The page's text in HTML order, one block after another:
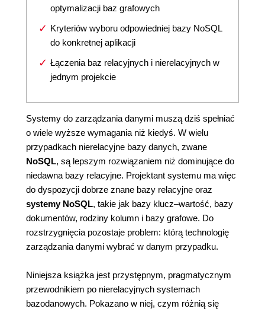
optymalizacji baz grafowych
Kryteriów wyboru odpowiedniej bazy NoSQL
do konkretnej aplikacji
Łączenia baz relacyjnych i nierelacyjnych w
jednym projekcie
Systemy do zarządzania danymi muszą dziś spełniać
o wiele wyższe wymagania niż kiedyś. W wielu
przypadkach nierelacyjne bazy danych, zwane
NoSQL, są lepszym rozwiązaniem niż dominujące do
niedawna bazy relacyjne. Projektant systemu ma więc
do dyspozycji dobrze znane bazy relacyjne oraz
systemy NoSQL, takie jak bazy klucz–wartość, bazy
dokumentów, rodziny kolumn i bazy grafowe. Do
rozstrzygnięcia pozostaje problem: którą technologię
zarządzania danymi wybrać w danym przypadku.
Niniejsza książka jest przystępnym, pragmatycznym
przewodnikiem po nierelacyjnych systemach
bazodanowych. Pokazano w niej, czym różnią się